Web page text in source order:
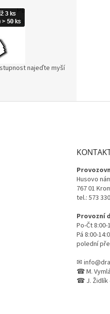
najeďte myší
Husovo
767 01
tel.: 573
Provozní
Po-Čt 8:00-
Pá 8:00-
polední
✉
☎ M.
☎ J. Židlík